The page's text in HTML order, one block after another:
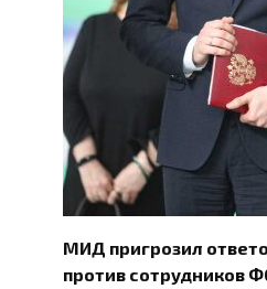
МИД пригрозил
против сотрудников